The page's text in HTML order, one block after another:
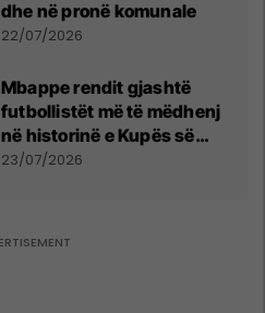
dhe në pronë komunale
22/07/2026
Mbappe rendit gjashtë
futbollistët më të mëdhenj
në historinë e Kupës së
Botës, Messi mbetet i dyti
23/07/2026